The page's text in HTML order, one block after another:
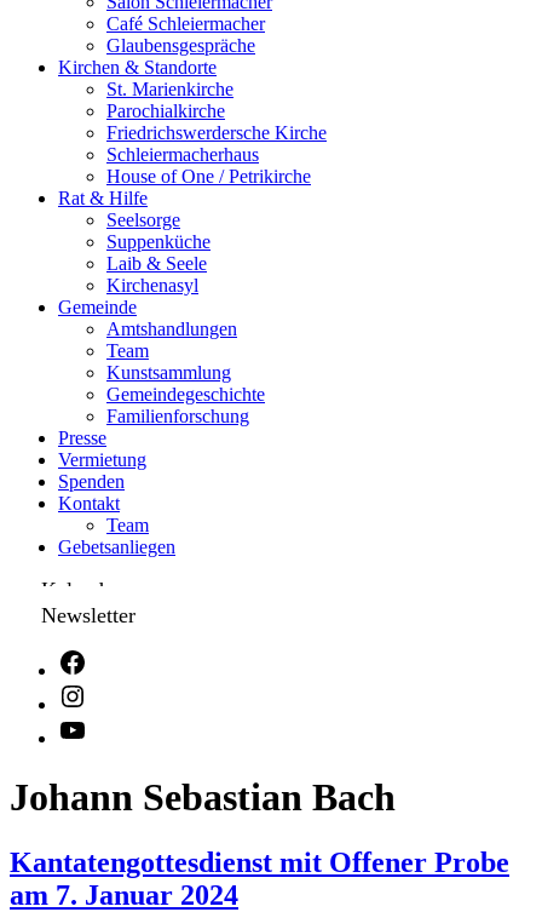
Café Schleiermacher
Glaubensgespräche
Kirchen & Standorte
St. Marienkirche
Parochialkirche
Friedrichswerdersche Kirche
Schleiermacherhaus
House of One / Petrikirche
Rat & Hilfe
Seelsorge
Suppenküche
Laib & Seele
Kirchenasyl
Gemeinde
Amtshandlungen
Team
Kunstsammlung
Gemeindegeschichte
Familienforschung
Presse
Vermietung
Spenden
Kontakt
Team
Gebetsanliegen
Kalender
Newsletter
Johann Sebastian Bach
Kantatengottesdienst mit Offener Probe
am 7. Januar 2024